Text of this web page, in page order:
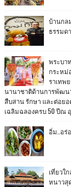
บ้านกล
ธรรมด
พระบา
กระหม่
ราเทพ
นานาชาติด้านการพัฒน
สืบสาน รักษา และต่อยอ
เฉลิมฉลองครบ 50 ปีณ
อิ่ม..อร่
เที่ยวใ
หนาวสุ